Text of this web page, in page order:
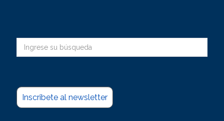
Inscribete al newsletter